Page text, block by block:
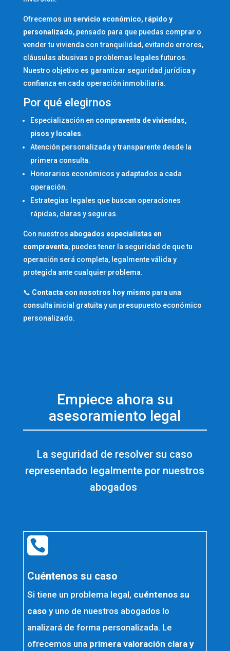
Ofrecemos un servicio económico, rápido y
personalizado,pensado para que puedas comprar o
vender tu vivienda con tranquilidad, evitando errores,
cláusulas abusivas o problemas legales futuros.
Nuestro objetivo es garantizar seguridad jurídica y
confianza en cada operación inmobiliaria.
Por qué elegirnos
Especialización en compraventa de viviendas,
pisos y locales.
Atención personalizada y transparente desde la
primera consulta.
Honorarios económicos y adaptados a cada
operación.
Estrategias legales que buscan operaciones
rápidas, claras y seguras.
Con nuestros abogados especialistas en
compraventa,puedes tener la seguridad de que tu
operación será completa, legalmente válida y
protegida ante cualquier problema.
📞 Contacta con nosotros hoy mismo para una
consulta inicial gratuita y un presupuesto económico
personalizado.
Empiece ahora su
asesoramiento legal
La seguridad de resolver su caso
representado legalmente por nuestros
abogados

Cuéntenos su caso
Si tiene un problema legal, cuéntenos su
casoy uno de nuestros abogados lo
analizará de forma personalizada. Le
ofrecemos una primera valoración clara y